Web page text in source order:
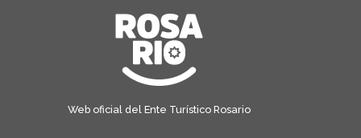
Web oficial del Ente Turístico Rosario